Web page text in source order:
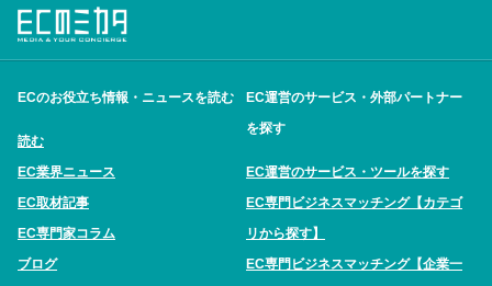
ECのお役立ち情報・ニュースを読む
読む
EC業界ニュース
EC取材記事
EC専門家コラム
ブログ
EC運営のサービス・外部パートナー
を探す
EC運営のサービス・ツールを探す
EC専門ビジネスマッチング【カテゴ
リから探す】
EC専門ビジネスマッチング【企業一